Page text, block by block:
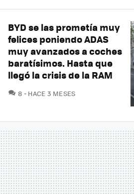
BYD se las prometía muy
felices poniendo ADAS
muy avanzados a coches
baratísimos. Hasta que
llegó la crisis de la RAM
8 COMENTARIOS
HACE 3 MESES